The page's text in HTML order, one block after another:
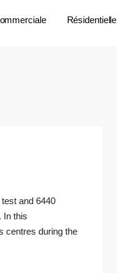
Résidentielle
and 6440
In this
centres during the